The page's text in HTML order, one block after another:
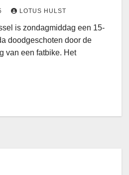
LOTUS HULST
is zondagmiddag een 15-
doodgeschoten door de
van een fatbike. Het